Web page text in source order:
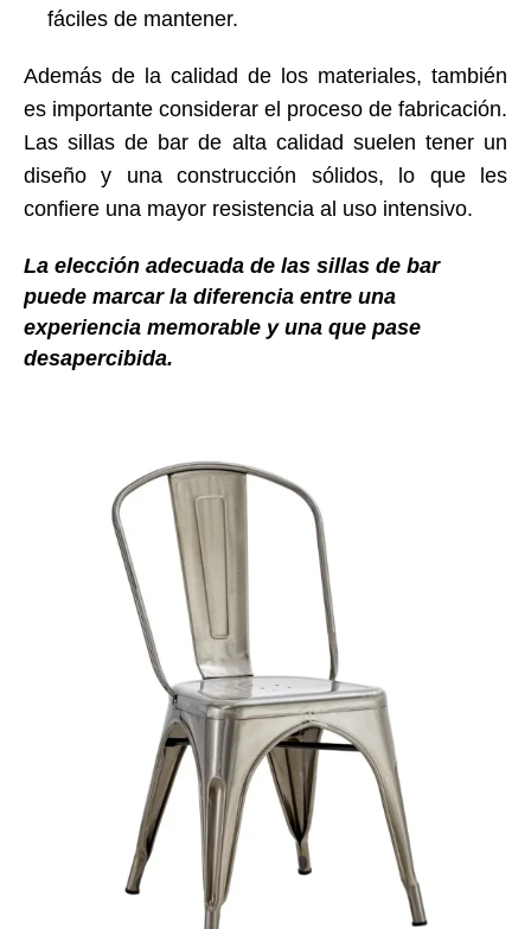
fáciles de mantener.
Además de la calidad de los materiales, también
es importante considerar el proceso de fabricación.
Las sillas de bar de alta calidad suelen tener un
diseño y una construcción sólidos, lo que les
confiere una mayor resistencia al uso intensivo.
La elección adecuada de las sillas de bar
puede marcar la diferencia entre una
experiencia memorable y una que pase
desapercibida.